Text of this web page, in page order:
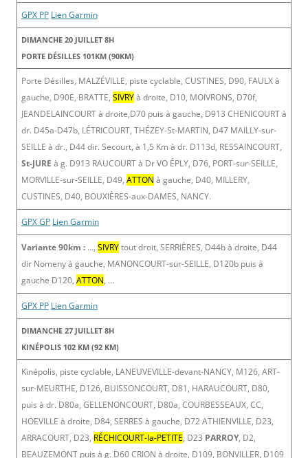
GPX PP Lien Garmin
DIMANCHE 20 JUILLET 8H
PORTE DÉSILLES 101KM (90KM)
Porte Désilles, MALZÉVILLE, piste cyclable, CUSTINES, D90, FAULX à
gauche, D90E, BRATTE, SIVRYà droite, D10, MOIVRONS, D70f,
JEANDELAINCOURT à droite,D70 puis à gauche, D913 CHENICOURT à
dr. D45a-D47b, LÉTRICOURT, THÉZEY-St-MARTIN, D47 MAILLY-sur-
SEILLE à dr., D44 dir. Secourt, à 1,5 Km à dr. D113d, RESSAINCOURT,
St-JURE à g. D913 RAUCOURT à Dr VO ÉPLY, D76, PORT-sur-SEILLE,
MORVILLE-sur-SEILLE, D49, ATTON à gauche, D40, MILLERY,
CUSTINES, D40, BOUXIÈRES-aux-DAMES, NANCY.
GPX GP Lien Garmin
Variante 90km : …, SIVRYtout droit, SERRIÈRES, D44b à droite, D44
dir Nomeny à gauche, MANONCOURT-sur-SEILLE, D120b puis à
gauche D120, ATTON, …
GPX PP Lien Garmin
DIMANCHE 27 JUILLET 8H
KINÉPOLIS 102 KM (92 KM)
Kinépolis, piste cyclable, LANEUVEVILLE-devant-NANCY, M126, ART-
sur-MEURTHE, D126, BUISSONCOURT, D81, HARAUCOURT, D80,
puis à dr. D80a, GELLENONCOURT, D80a, COURBESSEAUX, CC,
HOEVILLE à droite, D84, SERRES à gauche, D72 ATHIENVILLE, D23,
ARRACOURT, D23, RÉCHICOURT-la-PETITE, D23 PARROY, D2,
BEAUZEMONT puis à g. D60 CRION à droite, D109, BONVILLER, D109